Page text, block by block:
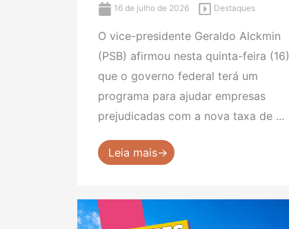
16 de julho de 2026 Destaques
O vice-presidente Geraldo Alckmin
(PSB) afirmou nesta quinta-feira (16)
que o governo federal terá um
programa para ajudar empresas
prejudicadas com a nova taxa de ...
Leia mais→